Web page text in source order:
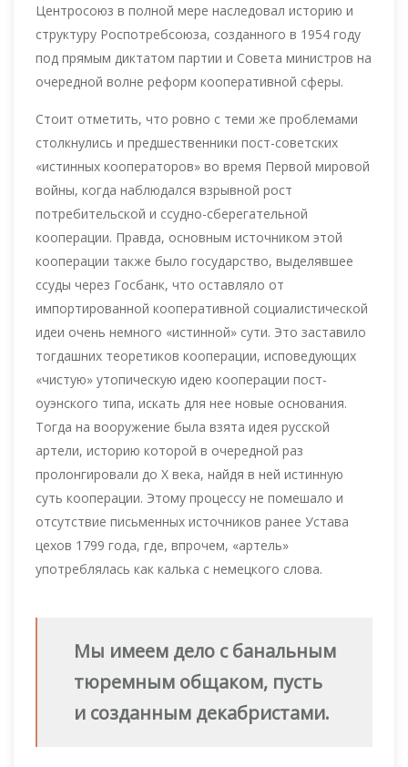
Центросоюз в полной мере наследовал историю и
структуру Роспотребсоюза, созданного в 1954 году
под прямым диктатом партии и Совета министров на
очередной волне реформ кооперативной сферы.
Стоит отметить, что ровно с теми же проблемами
столкнулись и предшественники пост-советских
«истинных кооператоров» во время Первой мировой
войны, когда наблюдался взрывной рост
потребительской и ссудно-сберегательной
кооперации. Правда, основным источником этой
кооперации также было государство, выделявшее
ссуды через Госбанк, что оставляло от
импортированной кооперативной социалистической
идеи очень немного «истинной» сути. Это заставило
тогдашних теоретиков кооперации, исповедующих
«чистую» утопическую идею кооперации пост-
оуэнского типа, искать для нее новые основания.
Тогда на вооружение была взята идея русской
артели, историю которой в очередной раз
пролонгировали до X века, найдя в ней истинную
суть кооперации. Этому процессу не помешало и
отсутствие письменных источников ранее Устава
цехов 1799 года, где, впрочем, «артель»
употреблялась как калька с немецкого слова.
Мы имеем дело с банальным
тюремным общаком, пусть
и созданным декабристами.